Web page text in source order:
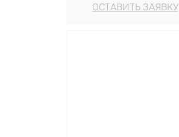
ОСТАВИТЬ ЗАЯВКУ